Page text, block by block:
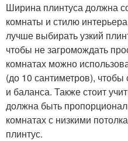
Ширина плинтуса должна
комнаты и стилю
лучше выбирать узкий
чтобы не загромождать
комнатах можно
(до 10 сантиметров),
и баланса. Также стоит
должна быть
комнатах с низкими
плинтус.